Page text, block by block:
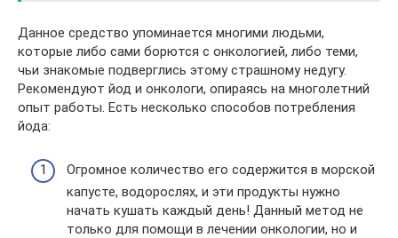
Данное средство упоминается многими людьми,
которые либо сами борются с онкологией, либо теми,
чьи знакомые подверглись этому страшному недугу.
Рекомендуют йод и онкологи, опираясь на многолетний
опыт работы. Есть несколько способов потребления
йода:
Огромное количество его содержится в морской
капусте, водорослях, и эти продукты нужно
начать кушать каждый день! Данный метод не
только для помощи в лечении онкологии, но и